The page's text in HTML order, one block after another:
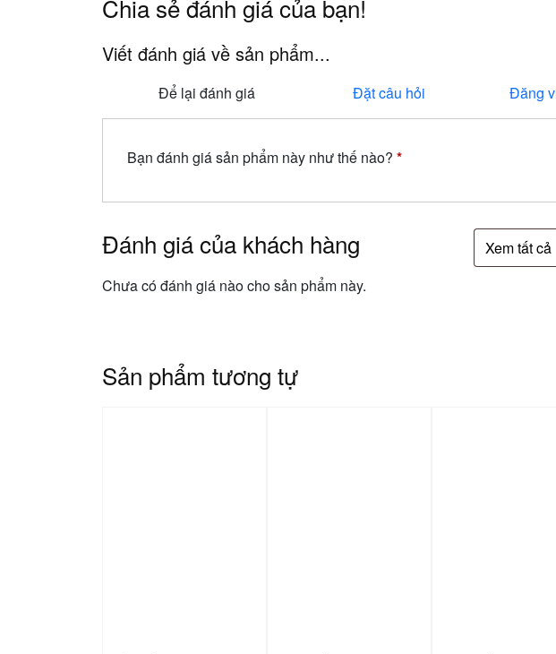
Chia sẻ đánh giá của bạn!
Viết đánh giá về sản phẩm...
Để lại đánh giá Đặt câu hỏi Đăng
Bạn đánh giá sản phẩm này như thế nào? *
Đánh giá của khách hàng
Chưa có đánh giá nào cho sản phẩm này.
Sản phẩm tương tự